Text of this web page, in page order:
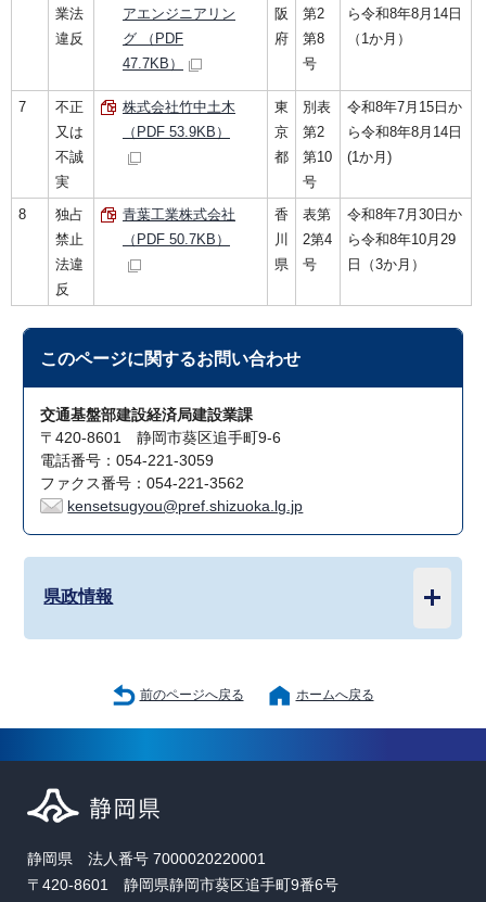
業法
違反
アエンジニアリン
グ （PDF
47.7KB）
阪
府
第2
第8
号
ら令和8年8月14日
（1か月）
7
不正
又は
不誠
実
株式会社竹中土木
（PDF 53.9KB）
東
京
都
別表
第2
第10
号
令和8年7月15日か
ら令和8年8月14日
(1か月)
8
独占
禁止
法違
反
青葉工業株式会社
（PDF 50.7KB）
香
川
県
表第
2第4
号
令和8年7月30日か
ら令和8年10月29
日（3か月）
このページに関するお問い合わせ
交通基盤部建設経済局建設業課
〒420-8601 静岡市葵区追手町9-6
電話番号：054-221-3059
ファクス番号：054-221-3562
kensetsugyou@pref.shizuoka.lg.jp
県政情報
前のページへ戻る ホームへ戻る
静岡県 法人番号 7000020220001
〒420-8601 静岡県静岡市葵区追手町9番6号